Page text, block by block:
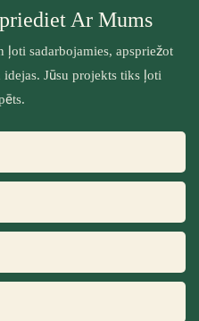
Ar Mums
sadarbojamies, apspriežot
Jūsu projekts tiks ļoti